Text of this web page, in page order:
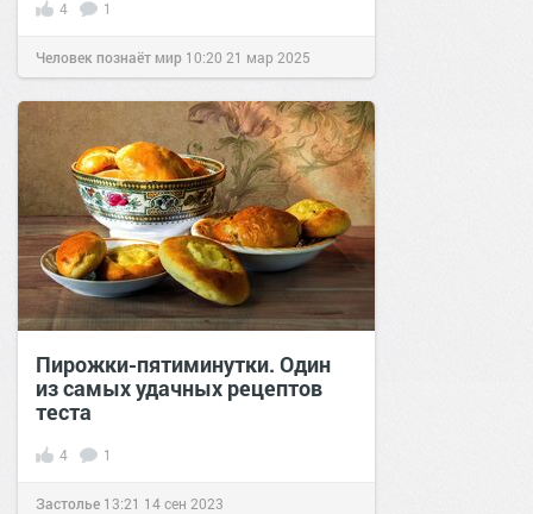
4 1
Человек познаёт мир 10:20 21 мар 2025
Пирожки-пятиминутки. Один
из самых удачных рецептов
теста
4 1
Застолье 13:21 14 сен 2023